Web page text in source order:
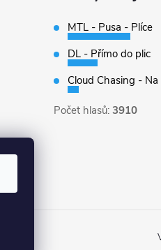
MTL - Pusa - Plíce
DL - Přímo do plic
Cloud Chasing -
Počet hlasů: 3910